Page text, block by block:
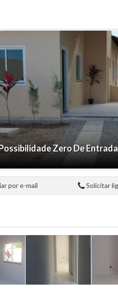
Zero De
por e-mail Solicitar